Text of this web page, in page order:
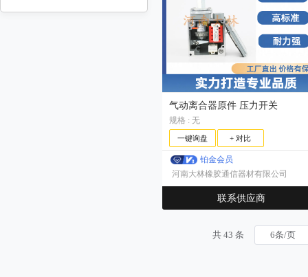
高频筛
耐磨管道
圆筒洗矿机
水处理系列
气动离合器原件 压力开关
规格 : 无
一键询盘 + 对比
铂金会员
河南大林橡胶通信器材有限公司
联系供应商
共 43 条